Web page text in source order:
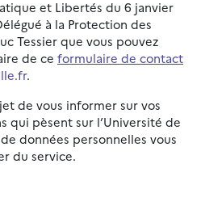
et Libertés du 6 janvier
à la Protection des
Tessier que vous pouvez
de ce formulaire de contact
.
de vous informer sur vos
qui pèsent sur l’Université de
données personnelles vous
du service.